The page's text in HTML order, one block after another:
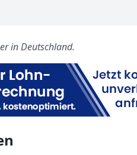
in Deutschland.